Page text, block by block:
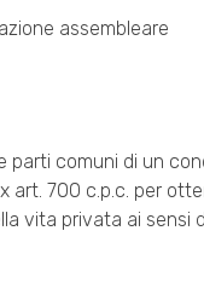
assembleare
comuni di un
art. 700 c.p.c. per
vita privata ai sensi